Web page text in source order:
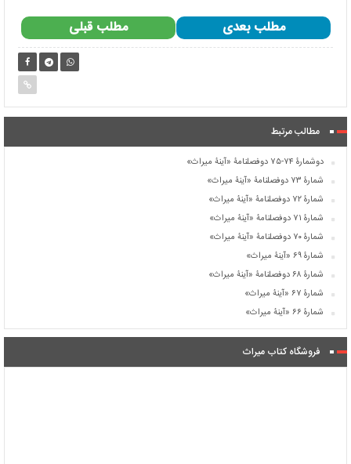
مطلب قبلی مطلب بعدی
مطالب مرتبط
دوشمارۀ ۷۴-۷۵ دوفصلنامۀ «آینۀ میراث»
شمارۀ ۷۳ دوفصلنامۀ «آینۀ میراث»
شمارۀ ۷۲ دوفصلنامۀ «آینۀ میراث»
شمارۀ ۷۱ دوفصلنامۀ «آینۀ میراث»
شمارۀ ۷۰ دوفصلنامۀ «آینۀ میراث»
شمارۀ ۶۹ «آینۀ میراث»
شمارۀ ۶۸ دوفصلنامۀ «آینۀ میراث»
شمارۀ ۶۷ «آینۀ میراث»
شمارۀ ۶۶ «آینۀ میراث»
فروشگاه کتاب میراث